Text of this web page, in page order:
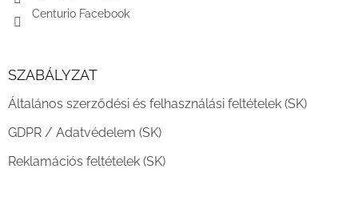
Centurio Facebook
SZABÁLYZAT
Általános szerződési és felhasználási feltételek (SK)
GDPR / Adatvédelem (SK)
Reklamációs feltételek (SK)